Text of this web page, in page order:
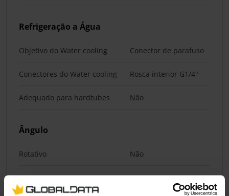
Refrigeração a Água
Objetivo do Water cooling Conector de parafuso
Conectores do Water cooling Rosca interior G1/4"
Adequado para hardtubes Não
Ângulo
Rotativo Não
Materiais